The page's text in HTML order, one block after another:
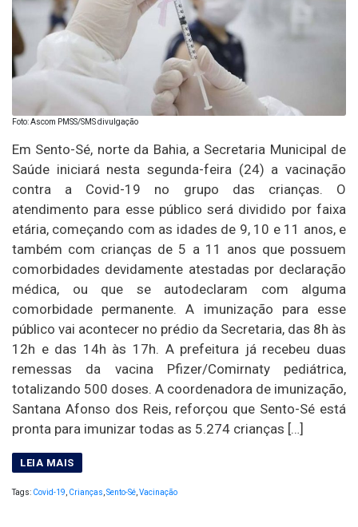
Foto: Ascom PMSS/SMS divulgação
Em Sento-Sé, norte da Bahia, a Secretaria Municipal de
Saúde iniciará nesta segunda-feira (24) a vacinação
contra a Covid-19 no grupo das crianças. O
atendimento para esse público será dividido por faixa
etária, começando com as idades de 9, 10 e 11 anos, e
também com crianças de 5 a 11 anos que possuem
comorbidades devidamente atestadas por declaração
médica, ou que se autodeclaram com alguma
comorbidade permanente. A imunização para esse
público vai acontecer no prédio da Secretaria, das 8h às
12h e das 14h às 17h. A prefeitura já recebeu duas
remessas da vacina Pfizer/Comirnaty pediátrica,
totalizando 500 doses. A coordenadora de imunização,
Santana Afonso dos Reis, reforçou que Sento-Sé está
pronta para imunizar todas as 5.274 crianças […]
Tags: Covid-19 Crianças Sento-Sé Vacinação